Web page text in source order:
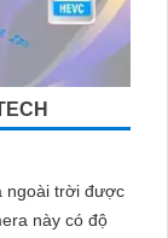
ngoài trời được